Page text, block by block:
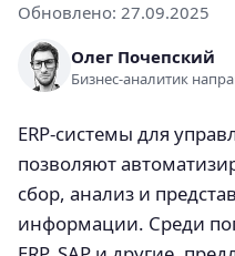
Обновлено: 27.09.2025
Олег Почепский
Бизнес-аналитик
ERP-системы для
позволяют
сбор, анализ и
информации. Среди